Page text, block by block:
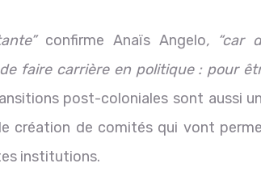
confirme Anaïs Angelo, “car
faire carrière en politique : pour
post-coloniales sont aussi
création de comités qui vont
institutions.